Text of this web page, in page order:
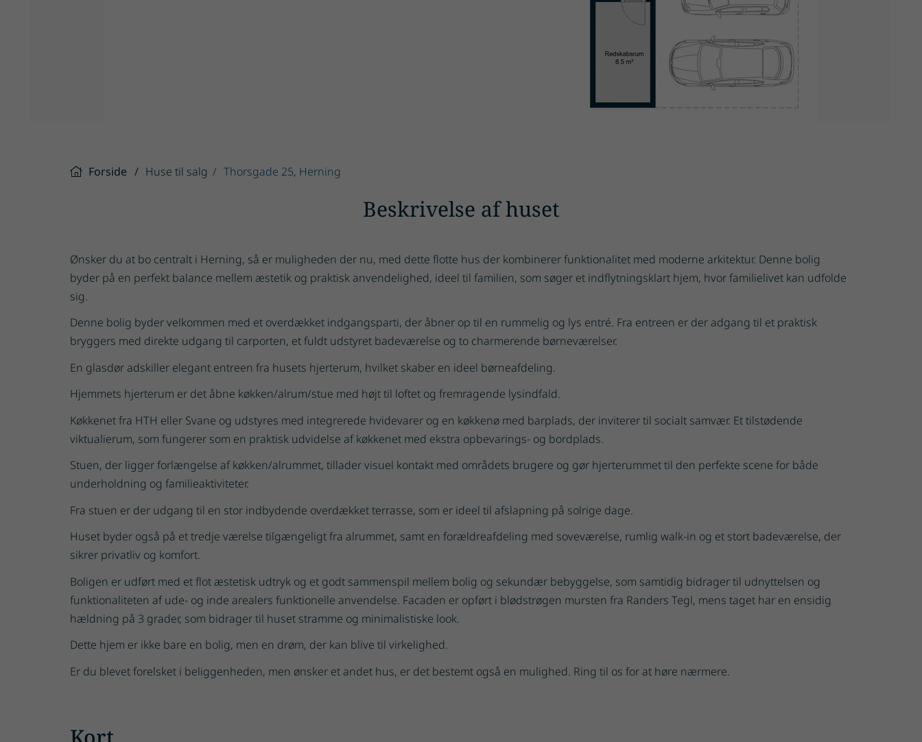
Forside Huse til salg Thorsgade 25, Herning
Beskrivelse af huset
Ønsker du at bo centralt i Herning, så er muligheden der nu, med dette flotte hus der kombinerer funktionalitet med moderne arkitektur. Denne bolig
byder på en perfekt balance mellem æstetik og praktisk anvendelighed, ideel til familien, som søger et indflytningsklart hjem, hvor familielivet kan udfolde
sig.
Denne bolig byder velkommen med et overdækket indgangsparti, der åbner op til en rummelig og lys entré. Fra entreen er der adgang til et praktisk
bryggers med direkte udgang til carporten, et fuldt udstyret badeværelse og to charmerende børneværelser.
En glasdør adskiller elegant entreen fra husets hjerterum, hvilket skaber en ideel børneafdeling.
Hjemmets hjerterum er det åbne køkken/alrum/stue med højt til loftet og fremragende lysindfald.
Køkkenet fra HTH eller Svane og udstyres med integrerede hvidevarer og en køkkenø med barplads, der inviterer til socialt samvær. Et tilstødende
viktualierum, som fungerer som en praktisk udvidelse af køkkenet med ekstra opbevarings- og bordplads.
Stuen, der ligger forlængelse af køkken/alrummet, tillader visuel kontakt med områdets brugere og gør hjerterummet til den perfekte scene for både
underholdning og familieaktiviteter.
Fra stuen er der udgang til en stor indbydende overdækket terrasse, som er ideel til afslapning på solrige dage.
Huset byder også på et tredje værelse tilgængeligt fra alrummet, samt en forældreafdeling med soveværelse, rumlig walk-in og et stort badeværelse, der
sikrer privatliv og komfort.
Boligen er udført med et flot æstetisk udtryk og et godt sammenspil mellem bolig og sekundær bebyggelse, som samtidig bidrager til udnyttelsen og
funktionaliteten af ude- og inde arealers funktionelle anvendelse. Facaden er opført i blødstrøgen mursten fra Randers Tegl, mens taget har en ensidig
hældning på 3 grader, som bidrager til huset stramme og minimalistiske look.
Dette hjem er ikke bare en bolig, men en drøm, der kan blive til virkelighed.
Er du blevet forelsket i beliggenheden, men ønsker et andet hus, er det bestemt også en mulighed. Ring til os for at høre nærmere.